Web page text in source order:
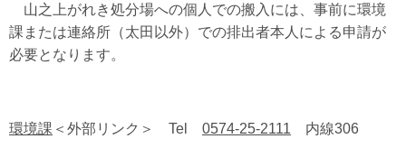
山之上がれき処分場への個人での搬入には、事前に環境
課または連絡所（太田以外）での排出者本人による申請が
必要となります。
環境課 ＜外部リンク＞ Tel 0574-25-2111 内線306